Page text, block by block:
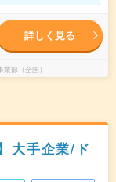
詳しく見る
部（全国）
大手企業/ド